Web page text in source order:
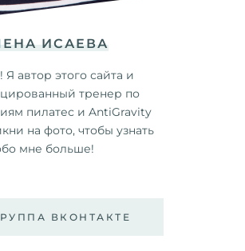
ИСАЕВА
автор этого сайта и
тренер по
пилатес и AntiGravity
на фото, чтобы узнать
мне больше!
ВКОНТАКТЕ